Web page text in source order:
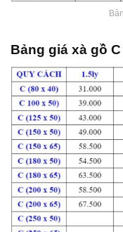
Bảng giá xà gồ